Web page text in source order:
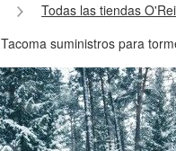
Todas las tiendas
Tacoma suministros para